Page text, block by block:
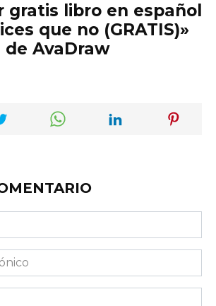
gratis libro en español
que no (GRATIS)»
de AvaDraw